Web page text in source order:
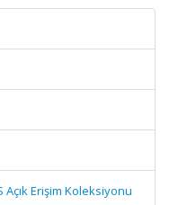
Açık Erişim Koleksiyonu